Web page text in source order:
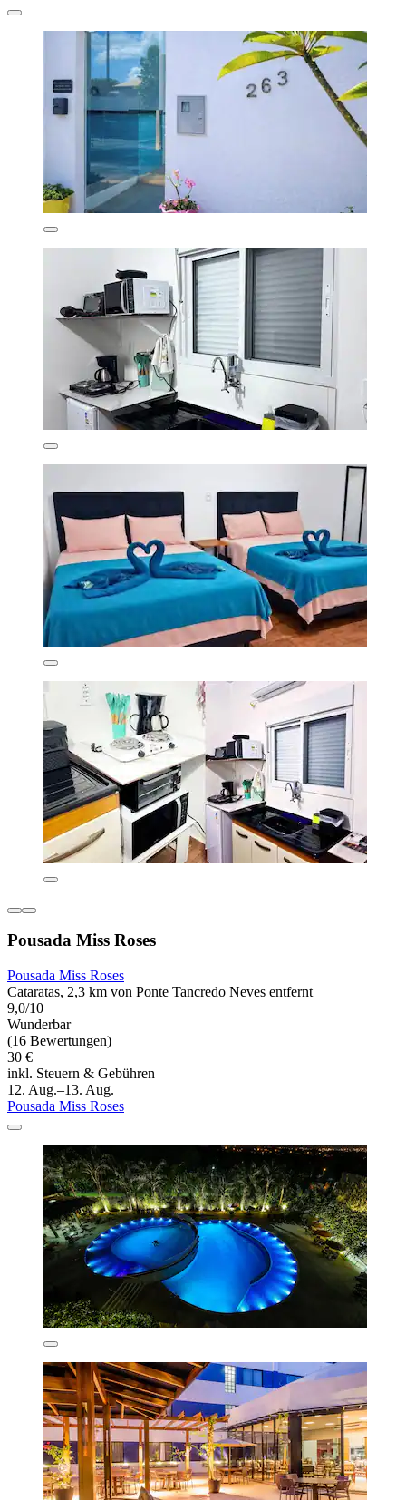
Pousada Miss Roses
Pousada Miss Roses
Cataratas, 2,3 km von Ponte Tancredo Neves entfernt
9,0/10
Wunderbar
(16 Bewertungen)
30 €
inkl. Steuern & Gebühren
12. Aug.–13. Aug.
Pousada Miss Roses